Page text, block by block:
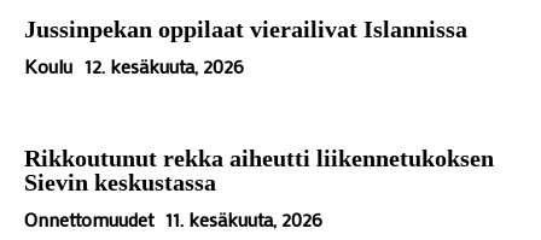
Jussinpekan oppilaat vierailivat Islannissa
Koulu 12. kesäkuuta, 2026
Rikkoutunut rekka aiheutti liikennetukoksen
Sievin keskustassa
Onnettomuudet 11. kesäkuuta, 2026